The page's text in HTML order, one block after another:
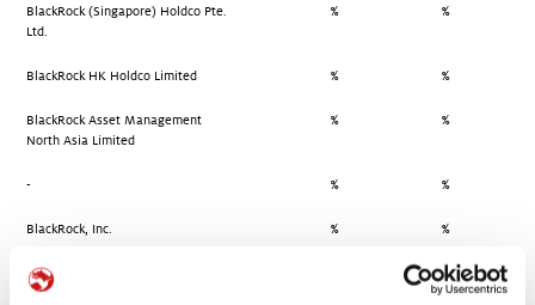
BlackRock (Singapore) Holdco Pte.
Ltd.
% %
BlackRock HK Holdco Limited % %
BlackRock Asset Management
North Asia Limited
% %
- % %
BlackRock, Inc. % %
BlackRock Saturn Subco, LLC %